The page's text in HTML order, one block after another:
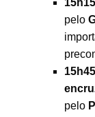
pelo
15h45
pelo